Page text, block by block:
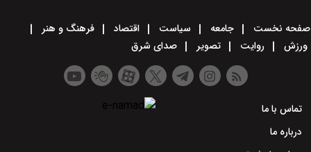
صفحه نخست جامعه سیاست اقتصاد
فرهنگ و هنر
ورزش
روایت تصویر صدای شرق
تماس با ما
درباره ما